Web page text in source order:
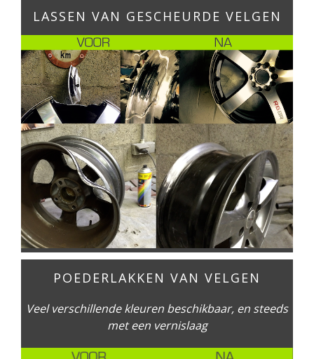
LASSEN VAN GESCHEURDE VELGEN
POEDERLAKKEN VAN VELGEN
Veel verschillende kleuren beschikbaar, en steeds
met een vernislaag